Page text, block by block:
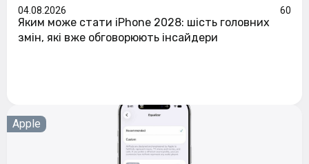
04.08.2026 60
Яким може стати iPhone 2028: шість головних
змін, які вже обговорюють інсайдери
Apple